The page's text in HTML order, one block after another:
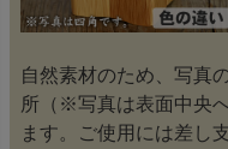
自然素材のため、写真
所（※写真は表面中央
ます。ご使用には差し